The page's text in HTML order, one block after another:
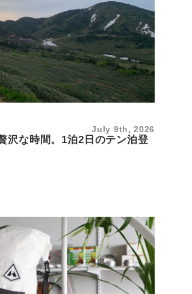
July 9th, 2026
沢な時間。1泊2日のテン泊登